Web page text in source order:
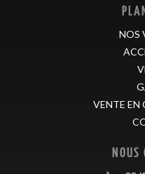
NOS
VENTE EN
NOUS